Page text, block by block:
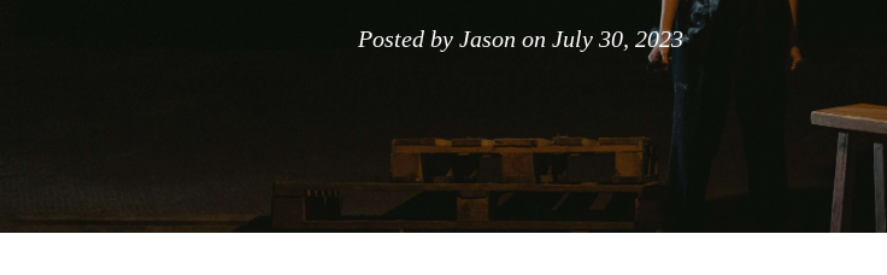
Posted by Jason on July 30, 2023